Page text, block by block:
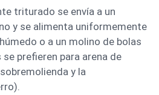
triturado se envía a un
y se alimenta uniformemente
o a un molino de bolas
prefieren para arena de
y la